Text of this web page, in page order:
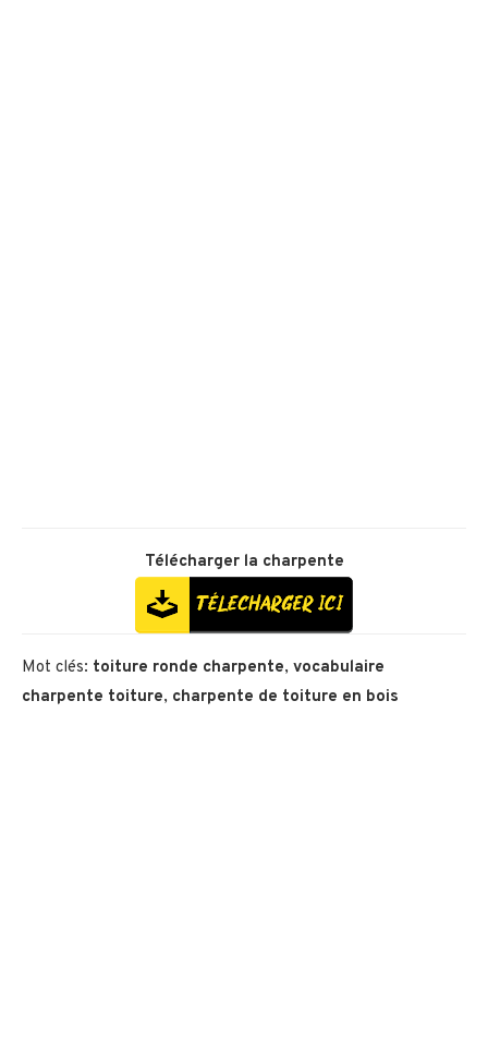
Télécharger la charpente
Mot clés: toiture ronde charpente, vocabulaire
charpente toiture, charpente de toiture en bois